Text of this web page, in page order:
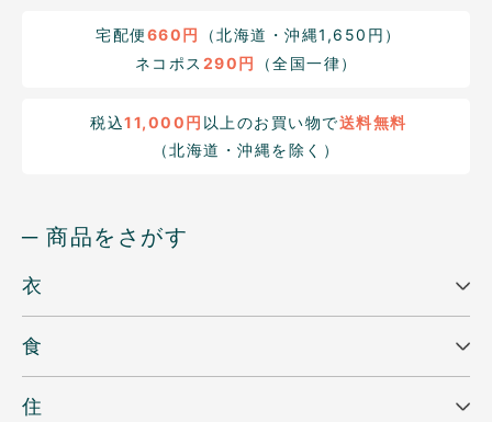
宅配便660円
（北海道・沖縄1,650円）
ネコポス 290円 （全国一律）
税込11,000円 以上のお買い物で送料無料
（北海道・沖縄を除く）
─ 商品をさがす
衣
食
住